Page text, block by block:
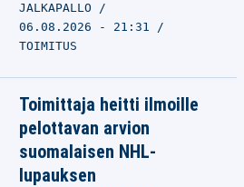
JALKAPALLO
06.08.2026 - 21:31
TOIMITUS
Toimittaja heitti ilmoille
pelottavan arvion
suomalaisen NHL-
lupauksen